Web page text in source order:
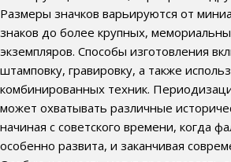
Размеры значков варьируются от
знаков до более крупных,
экземпляров. Способы изготовления
штамповку, гравировку, а также
комбинированных техник.
может охватывать различные
начиная с советского времени, когда
особенно развита, и заканчивая